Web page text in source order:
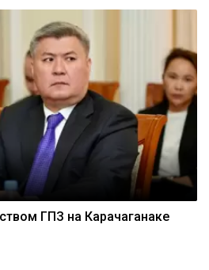
ГПЗ на Карачаганаке